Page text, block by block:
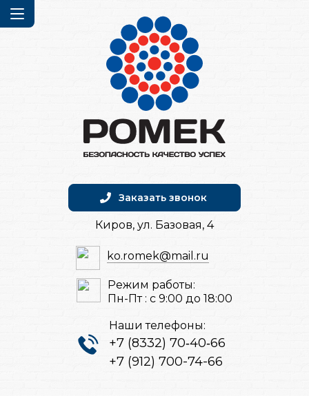
Наши телефоны:
+7 (8332) 70‑40‑66
+7 (912) 700-74-66
ko.romek@mail.ru
Режим работы:
Пн-Пт : с 9:00 до 18:00
Заказать звонок
Киров, ул. Базовая, 4